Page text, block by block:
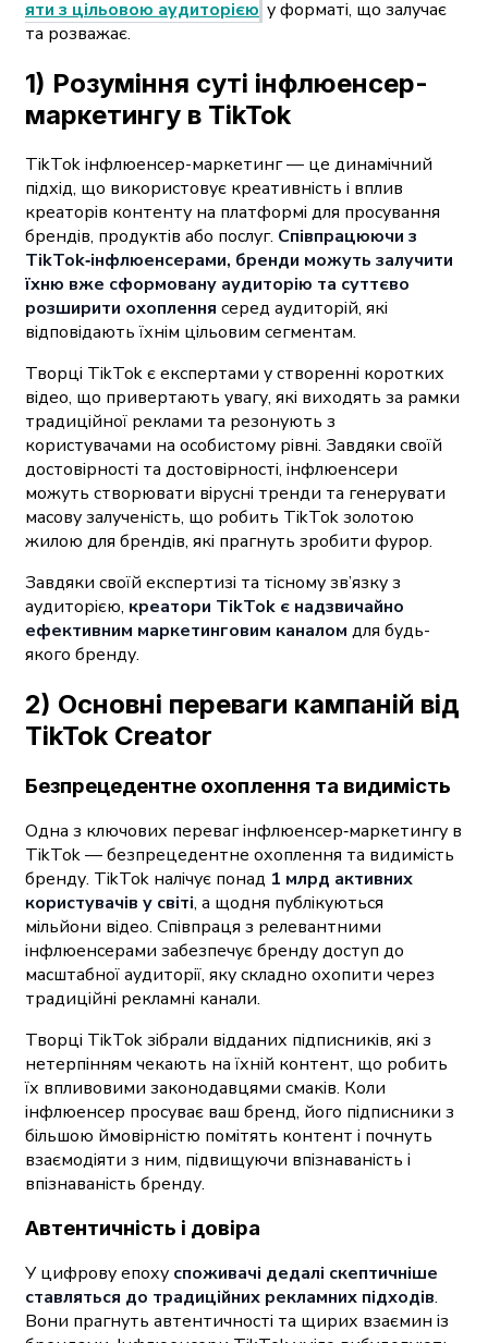
яти з цільовою аудиторією у форматі, що залучає
та розважає.
1) Розуміння суті інфлюенсер-
маркетингу в TikTok
TikTok інфлюенсер-маркетинг — це динамічний
підхід, що використовує креативність і вплив
креаторів контенту на платформі для просування
брендів, продуктів або послуг. Співпрацюючи з
TikTok‑інфлюенсерами, бренди можуть залучити
їхню вже сформовану аудиторію та суттєво
розширити охоплення серед аудиторій, які
відповідають їхнім цільовим сегментам.
Творці TikTok є експертами у створенні коротких
відео, що привертають увагу, які виходять за рамки
традиційної реклами та резонують з
користувачами на особистому рівні. Завдяки своїй
достовірності та достовірності, інфлюенсери
можуть створювати вірусні тренди та генерувати
масову залученість, що робить TikTok золотою
жилою для брендів, які прагнуть зробити фурор.
Завдяки своїй експертизі та тісному зв’язку з
аудиторією, креатори TikTok є надзвичайно
ефективним маркетинговим каналом для будь-
якого бренду.
2) Основні переваги кампаній від
TikTok Creator
Безпрецедентне охоплення та видимість
Одна з ключових переваг інфлюенсер‑маркетингу в
TikTok — безпрецедентне охоплення та видимість
бренду. TikTok налічує понад 1 млрд активних
користувачів у світі, а щодня публікуються
мільйони відео. Співпраця з релевантними
інфлюенсерами забезпечує бренду доступ до
масштабної аудиторії, яку складно охопити через
традиційні рекламні канали.
Творці TikTok зібрали відданих підписників, які з
нетерпінням чекають на їхній контент, що робить
їх впливовими законодавцями смаків. Коли
інфлюенсер просуває ваш бренд, його підписники з
більшою ймовірністю помітять контент і почнуть
взаємодіяти з ним, підвищуючи впізнаваність і
впізнаваність бренду.
Автентичність і довіра
У цифрову епоху споживачі дедалі скептичніше
ставляться до традиційних рекламних підходів.
Вони прагнуть автентичності та щирих взаємин із